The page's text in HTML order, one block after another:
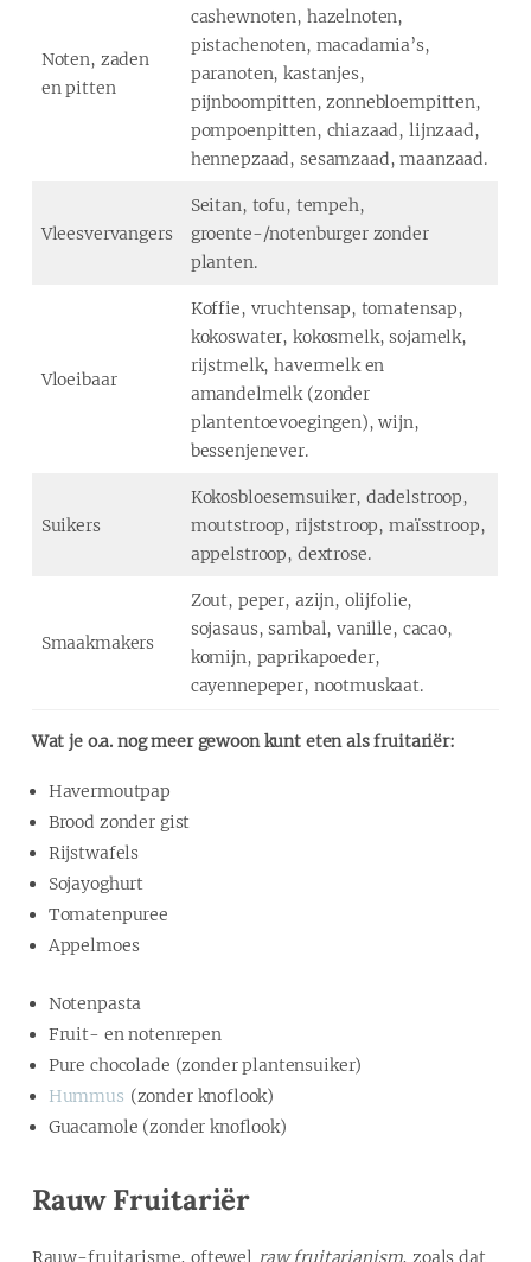
Noten, zaden
en pitten
cashewnoten, hazelnoten,
pistachenoten, macadamia’s,
paranoten, kastanjes,
pijnboompitten, zonnebloempitten,
pompoenpitten, chiazaad, lijnzaad,
hennepzaad, sesamzaad, maanzaad.
Vleesvervangers
Seitan, tofu, tempeh,
groente-/notenburger zonder
planten.
Vloeibaar
Koffie, vruchtensap, tomatensap,
kokoswater, kokosmelk, sojamelk,
rijstmelk, havermelk en
amandelmelk (zonder
plantentoevoegingen), wijn,
bessenjenever.
Suikers
Kokosbloesemsuiker, dadelstroop,
moutstroop, rijststroop, maïsstroop,
appelstroop, dextrose.
Smaakmakers
Zout, peper, azijn, olijfolie,
sojasaus, sambal, vanille, cacao,
komijn, paprikapoeder,
cayennepeper, nootmuskaat.
Wat je o.a. nog meer gewoon kunt eten als fruitariër:
Havermoutpap
Brood zonder gist
Rijstwafels
Sojayoghurt
Tomatenpuree
Appelmoes
Notenpasta
Fruit- en notenrepen
Pure chocolade (zonder plantensuiker)
Hummus (zonder knoflook)
Guacamole (zonder knoflook)
Rauw Fruitariër
Rauw-fruitarisme, oftewel raw fruitarianism, zoals dat